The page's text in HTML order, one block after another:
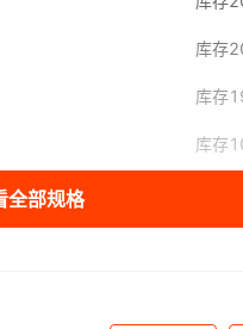
库存
库存
库存
全部规格